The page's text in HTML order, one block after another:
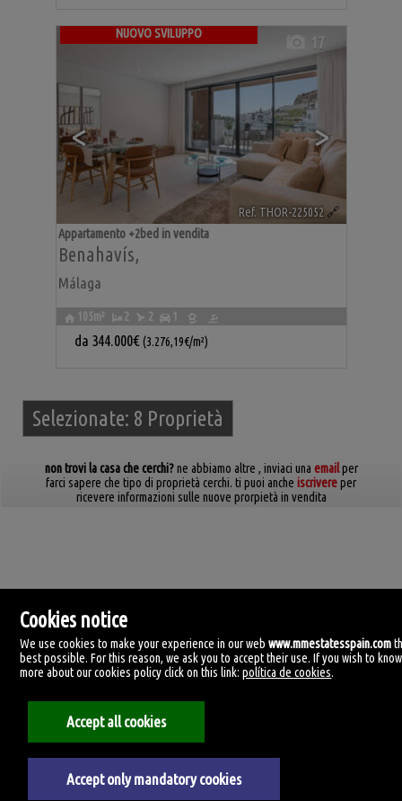
NUOVO SVILUPPO
< >
17
Ref. THOR-225052 🔗
Benahavís,
Málaga
Appartamento +2bed in vendita
105m² 2 2 1
da 344.000€ (3.276,19€/m²)
Selezionate: 8 Proprietà
non trovi la casa che cerchi?ne abbiamo altre , inviaci una emailper
farci sapere che tipo di proprietà cerchi. ti puoi anche iscrivereper
ricevere informazioni sulle nuove prorpietà in vendita
Tirreno, 4.
Cookies notice
We use cookies to make your experience in our webwww.mmestatesspain.com
best possible. For this reason, we ask you to accept their use. If you wish to know
more about our cookies policy click on this link:política de cookies.
Accept all cookies
Accept only mandatory cookies